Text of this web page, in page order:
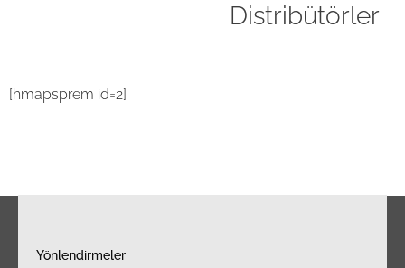
Distribütörler
[hmapsprem id=2]
Yönlendirmeler